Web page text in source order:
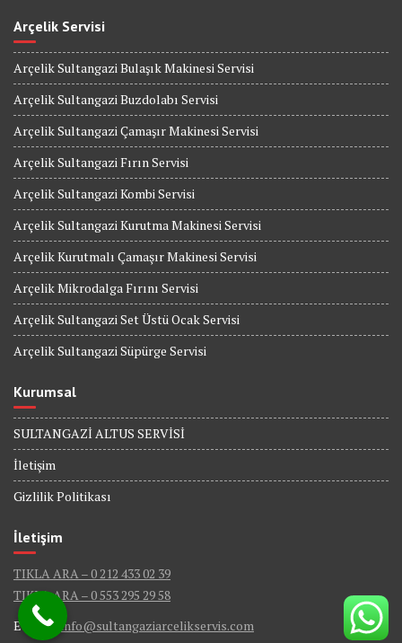
Arçelik Servisi
Arçelik Sultangazi Bulaşık Makinesi Servisi
Arçelik Sultangazi Buzdolabı Servisi
Arçelik Sultangazi Çamaşır Makinesi Servisi
Arçelik Sultangazi Fırın Servisi
Arçelik Sultangazi Kombi Servisi
Arçelik Sultangazi Kurutma Makinesi Servisi
Arçelik Kurutmalı Çamaşır Makinesi Servisi
Arçelik Mikrodalga Fırını Servisi
Arçelik Sultangazi Set Üstü Ocak Servisi
Arçelik Sultangazi Süpürge Servisi
Kurumsal
SULTANGAZİ ALTUS SERVİSİ
İletişim
Gizlilik Politikası
İletişim
TIKLA ARA – 0 212 433 02 39
TIKLA ARA – 0 553 295 29 58
E-Mail : info@sultangaziarcelikservis.com